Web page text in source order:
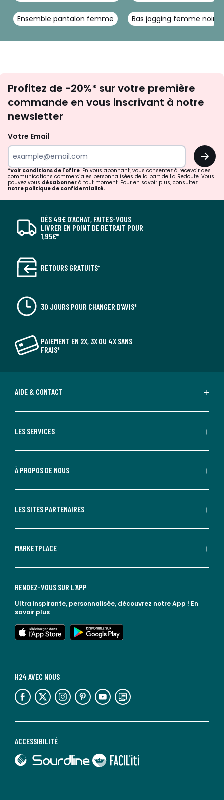
Ensemble pantalon femme Bas jogging femme noir
newsletter
Profitez de -20%* sur votre première
commande en vous inscrivant à notre
newsletter
Votre Email
OK
*Voir conditions de l'offre. En vous abonnant, vous consentez à recevoir des
communications commerciales personnalisées de la part de La Redoute. Vous
pouvez vous désabonner à tout moment. Pour en savoir plus, consultez
notre politique de confidentialité.
DÈS 49€ D’ACHAT, FAITES-VOUS
LIVRER EN POINT DE RETRAIT POUR
1,95€*
RETOURS GRATUITS*
30 JOURS POUR CHANGER D'AVIS*
PAIEMENT EN 2X, 3X OU 4X SANS
FRAIS*
AIDE & CONTACT
LES SERVICES
À PROPOS DE NOUS
LES SITES PARTENAIRES
MARKETPLACE
ACCESSIBILITÉ
lien vers Sourdline
lien vers Faciliti
H24 AVEC NOUS
lien vers l'espace réseaux sociaux lien vers l'espace réseaux sociaux lien vers l'espace réseaux sociaux lien vers l'espace réseaux sociaux lien vers l'espace réseaux sociaux lien vers le blog la redoute
RENDEZ-VOUS SUR L'APP
Ultra inspirante, personnalisée, découvrez notre App ! En
savoir plus
lien vers l'app store
lien vers google play